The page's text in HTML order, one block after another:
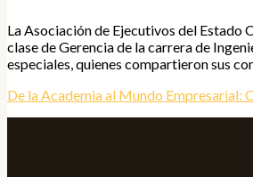
La Asociación de Ejecutivos del Estado
clase de Gerencia de la carrera de
especiales, quienes compartieron sus
De la Academia al Mundo Empresarial: